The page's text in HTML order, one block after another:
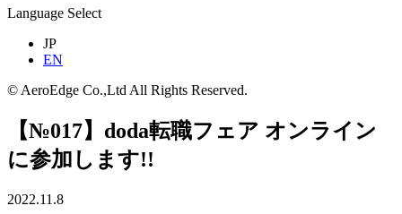
Language Select
JP
EN
© AeroEdge Co.,Ltd All Rights Reserved.
【№017】doda転職フェア オンライン
に参加します!!
2022.11.8